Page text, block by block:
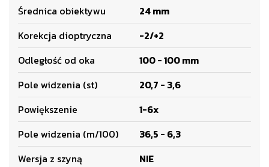
Średnica obiektywu
24 mm
Korekcja dioptryczna
-2/+2
Odległość od oka
100 - 100 mm
Pole widzenia (st)
20,7 - 3,6
Powiększenie
1-6x
Pole widzenia (m/100)
36,5 - 6,3
Wersja z szyną
NIE